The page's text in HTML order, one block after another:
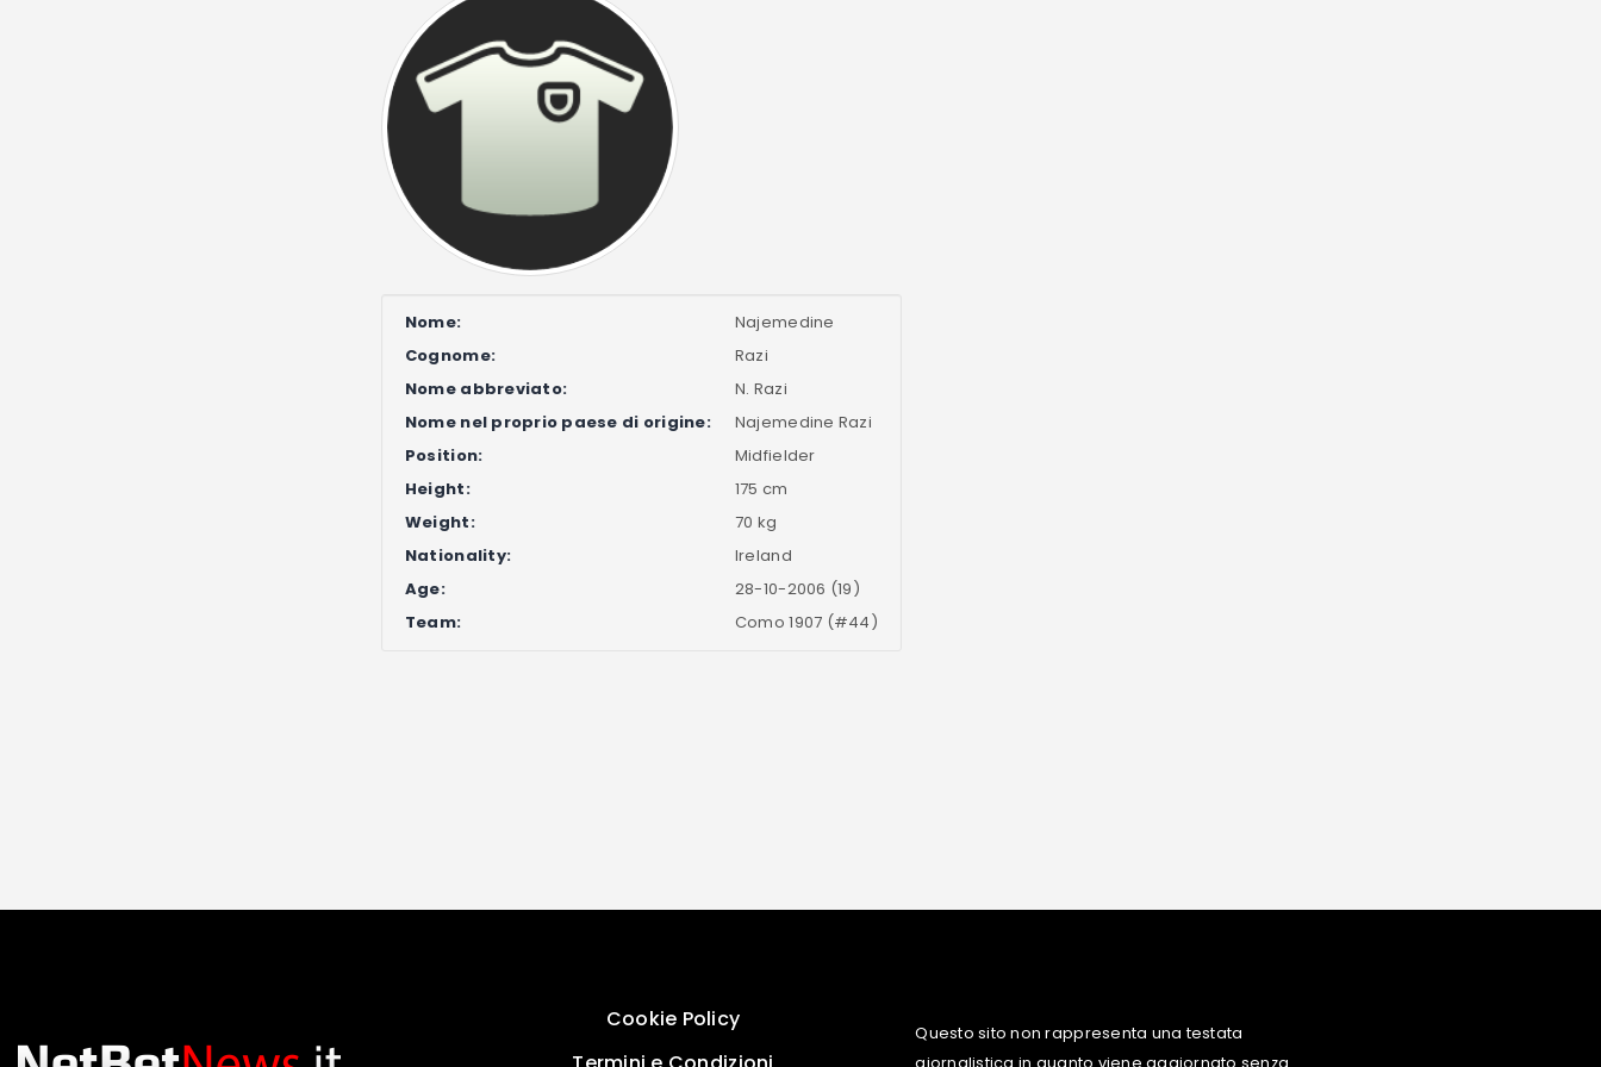
Nome:
Najemedine
Cognome:
Razi
Nome abbreviato:
N. Razi
Nome nel proprio paese di origine:
Najemedine Razi
Position:
Midfielder
Height:
175 cm
Weight:
70 kg
Nationality:
Ireland
Age:
28-10-2006 (19)
Team:
Como 1907 (#44)
Cookie Policy
Questo sito non rappresenta una testata